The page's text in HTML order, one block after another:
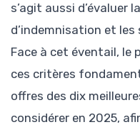
s’agit aussi d’évaluer
d’indemnisation et les
Face à cet éventail, le
ces critères
offres des dix
considérer en 2025,